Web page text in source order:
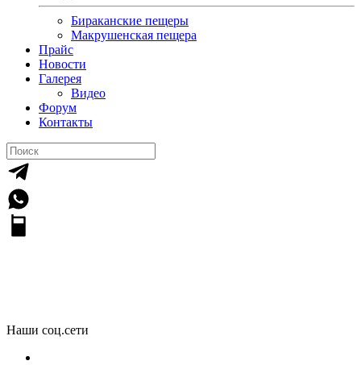
Бираканские пещеры
Макрушенская пещера
Прайс
Новости
Галерея
Видео
Форум
Контакты
Наши соц.сети